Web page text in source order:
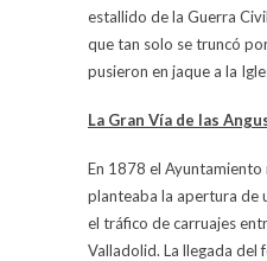
estallido de la Guerra
que tan solo se truncó
pusieron en jaque a la
La Gran Vía de las
En 1878 el
planteaba la apertura de
el tráfico de carruajes
Valladolid. La llegada del